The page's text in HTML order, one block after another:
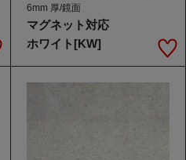
6mm 厚/鏡面
マグネット対応
ホワイト[KW]